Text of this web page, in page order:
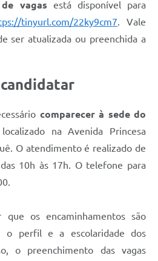
vagas está disponível para
tinyurl.com/22ky9cm7. Vale
ser atualizada ou preenchida a
comparecer à sede do
na Avenida Princesa
O atendimento é realizado de
10h às 17h. O telefone para
que os encaminhamentos são
o perfil e a escolaridade dos
o preenchimento das vagas